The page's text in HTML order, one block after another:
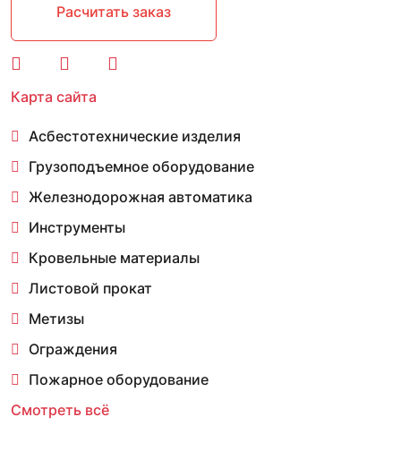
Расчитать заказ
Карта сайта
Асбестотехнические изделия
Грузоподъемное оборудование
Железнодорожная автоматика
Инструменты
Кровельные материалы
Листовой прокат
Метизы
Ограждения
Пожарное оборудование
Смотреть всё